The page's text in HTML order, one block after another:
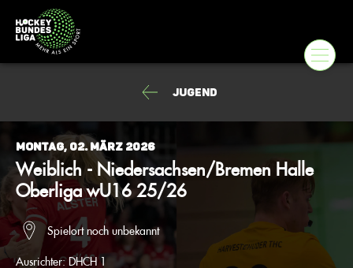
Jugend
Montag, 02. März 2026
Weiblich - Niedersachsen/Bremen Halle
Oberliga wU16 25/26
Spielort noch unbekannt
Ausrichter:DHCH 1